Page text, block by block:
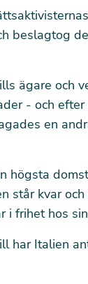
beslagtog
ägare och
- och
en
högsta
står kvar
i frihet hos
har Italien